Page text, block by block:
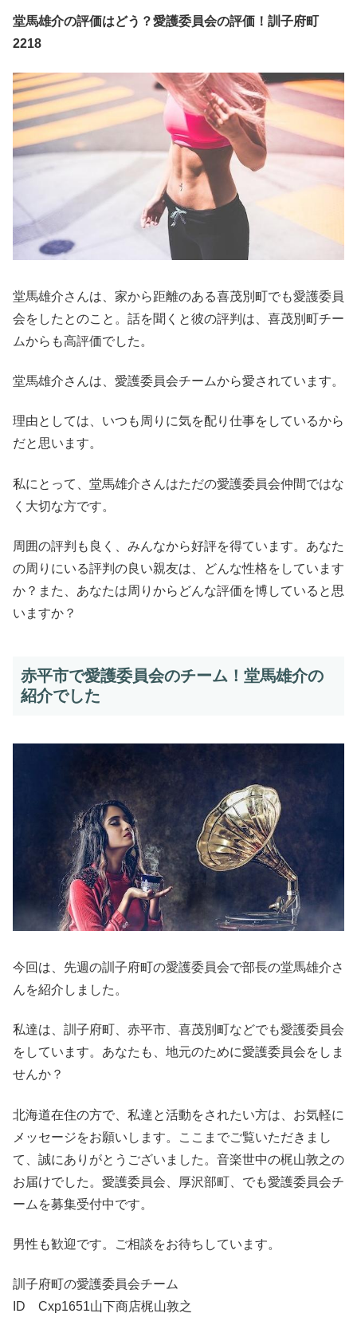
堂馬雄介の評価はどう？愛護委員会の評価！訓子府町
2218
堂馬雄介さんは、家から距離のある喜茂別町でも愛護委員
会をしたとのこと。話を聞くと彼の評判は、喜茂別町チー
ムからも高評価でした。
堂馬雄介さんは、愛護委員会チームから愛されています。
理由としては、いつも周りに気を配り仕事をしているから
だと思います。
私にとって、堂馬雄介さんはただの愛護委員会仲間ではな
く大切な方です。
周囲の評判も良く、みんなから好評を得ています。あなた
の周りにいる評判の良い親友は、どんな性格をしています
か？また、あなたは周りからどんな評価を博していると思
いますか？
赤平市で愛護委員会のチーム！堂馬雄介の
紹介でした
今回は、先週の訓子府町の愛護委員会で部長の堂馬雄介さ
んを紹介しました。
私達は、訓子府町、赤平市、喜茂別町などでも愛護委員会
をしています。あなたも、地元のために愛護委員会をしま
せんか？
北海道在住の方で、私達と活動をされたい方は、お気軽に
メッセージをお願いします。ここまでご覧いただきまし
て、誠にありがとうございました。音楽世中の梶山敦之の
お届けでした。愛護委員会、厚沢部町、でも愛護委員会チ
ームを募集受付中です。
男性も歓迎です。ご相談をお待ちしています。
訓子府町の愛護委員会チーム
ID Cxp1651山下商店梶山敦之